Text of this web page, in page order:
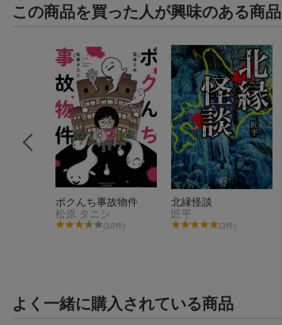
この商品を買った人が興味のある商品
ボクんち事故物件
松原 タニシ
(10件)
北縁怪談
匠平
(3件)
よく一緒に購入されている商品